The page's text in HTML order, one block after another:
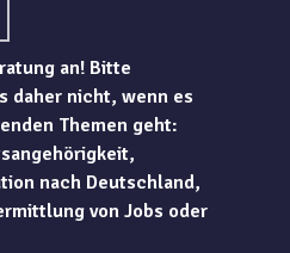
an! Bitte
daher nicht, wenn es
Themen geht:
nach Deutschland,
von Jobs oder